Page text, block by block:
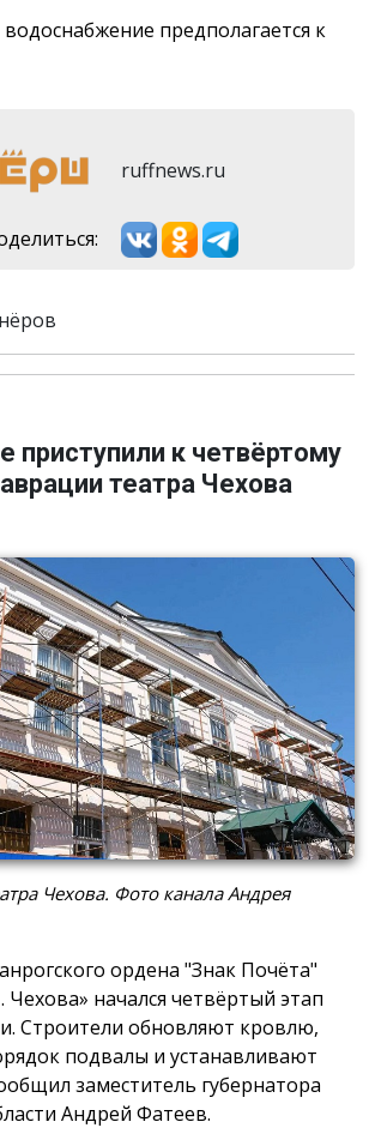
предполагается к
ruffnews.ru
приступили к четвёртому
театра Чехова
Чехова. Фото канала Андрея
ордена "Знак Почёта"
Чехова» начался четвёртый этап
Строители обновляют кровлю,
подвалы и устанавливают
заместитель губернатора
Андрей Фатеев.